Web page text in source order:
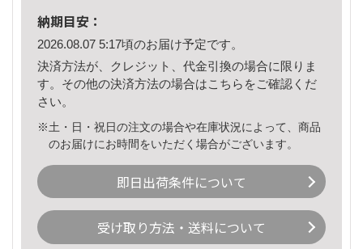
納期目安：
2026.08.07 5:17頃のお届け予定です。
決済方法が、クレジット、代金引換の場合に限りま
す。その他の決済方法の場合はこちら をご確認くだ
さい。
※土・日・祝日の注文の場合や在庫状況によって、商品
のお届けにお時間をいただく場合がございます。
即日出荷条件について
受け取り方法・送料について